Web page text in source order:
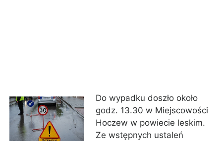
Do wypadku doszło około
godz. 13.30 w Miejscowości
Hoczew w powiecie leskim.
Ze wstępnych ustaleń